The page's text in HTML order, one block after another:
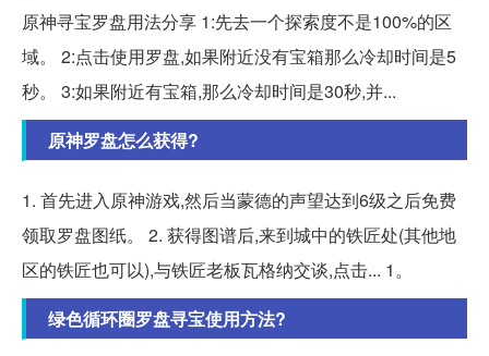
原神寻宝罗盘用法分享 1:先去一个探索度不是100%的区
域。 2:点击使用罗盘,如果附近没有宝箱那么冷却时间是5
秒。 3:如果附近有宝箱,那么冷却时间是30秒,并...
原神罗盘怎么获得?
1. 首先进入原神游戏,然后当蒙德的声望达到6级之后免费
领取罗盘图纸。 2. 获得图谱后,来到城中的铁匠处(其他地
区的铁匠也可以),与铁匠老板瓦格纳交谈,点击... 1。
绿色循环圈罗盘寻宝使用方法?